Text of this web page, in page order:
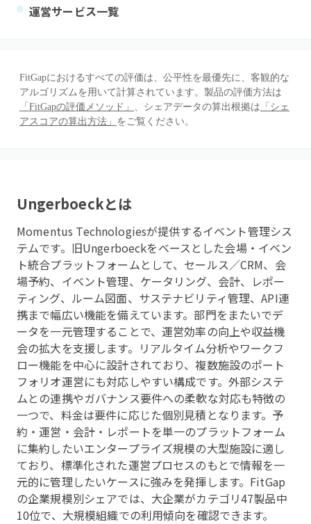
運営サービス一覧
FitGapにおけるすべての評価は、公平性を最優先に、客観的な
アルゴリズムを用いて計算されています。製品の評価方法は
「FitGapの評価メソッド」 、シェアデータの算出根拠は 「シェ
アスコアの算出方法」 をご覧ください。
Ungerboeckとは
Momentus Technologiesが提供するイベント管理シス
テムです。旧Ungerboeckをベースとした会場・イベン
ト統合プラットフォームとして、セールス／CRM、会
場予約、イベント管理、ケータリング、会計、レポー
ティング、ルーム図面、サステナビリティ管理、API連
携まで幅広い機能を備えています。部門をまたいでデ
ータを一元管理することで、運営効率の向上や収益機
会の拡大を支援します。リアルタイム分析やワークフ
ロー機能を中心に設計されており、複数施設のポート
フォリオ運営にも対応しやすい構成です。外部システ
ムとの連携やガバナンス要件への柔軟な対応も特徴の
一つで、料金は要件に応じた個別見積となります。予
約・運営・会計・レポートを単一のプラットフォーム
に集約したいエンタープライズ規模の大型施設に適し
ており、標準化された運営プロセスのもとで情報を一
元的に管理したいケースに強みを発揮します。FitGap
の企業規模別シェアでは、大企業がカテゴリ47製品中
10位で、大規模組織での利用傾向を確認できます。